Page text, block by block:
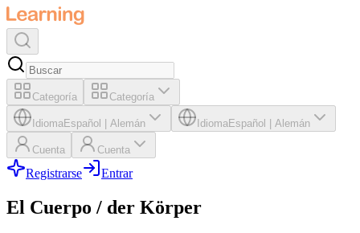
Categoría Categoría
IdiomaEspañol Alemán IdiomaEspañol Alemán
Cuenta Cuenta
Registrarse Entrar
El Cuerpo / der Körper